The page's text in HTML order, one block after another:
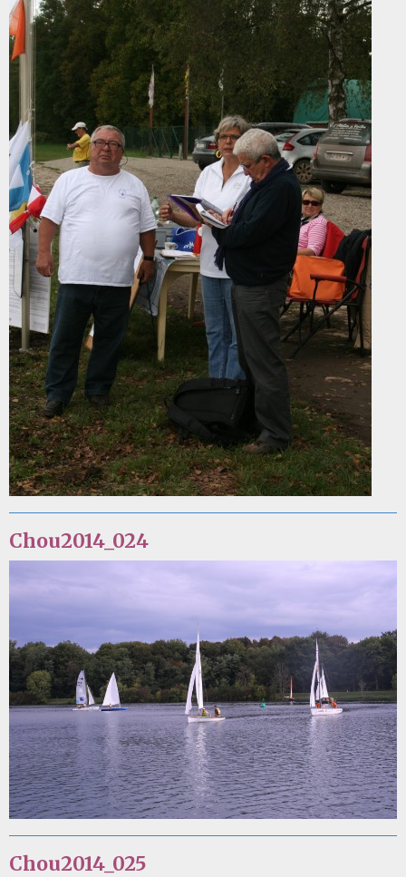
Chou2014_024
Chou2014_025